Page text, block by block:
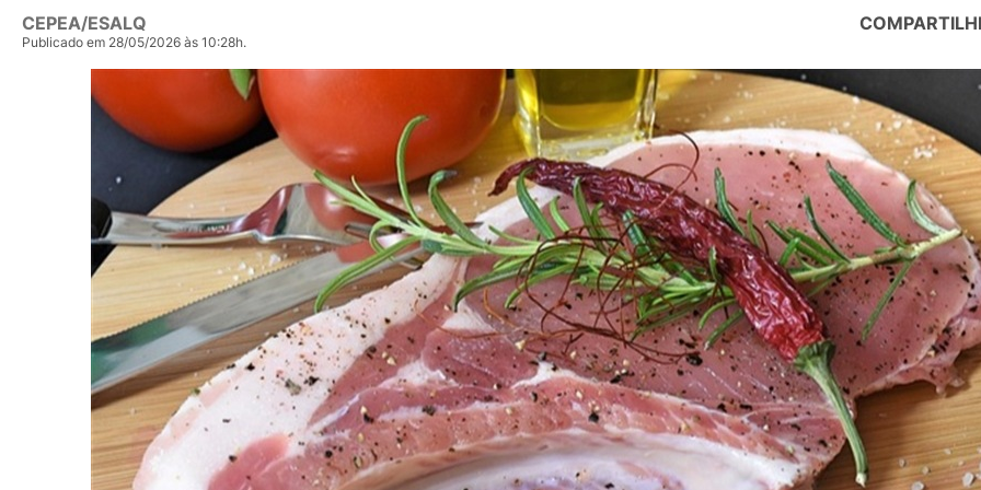
CEPEA/ESALQ
Publicado em 28/05/2026 às 10:28h.